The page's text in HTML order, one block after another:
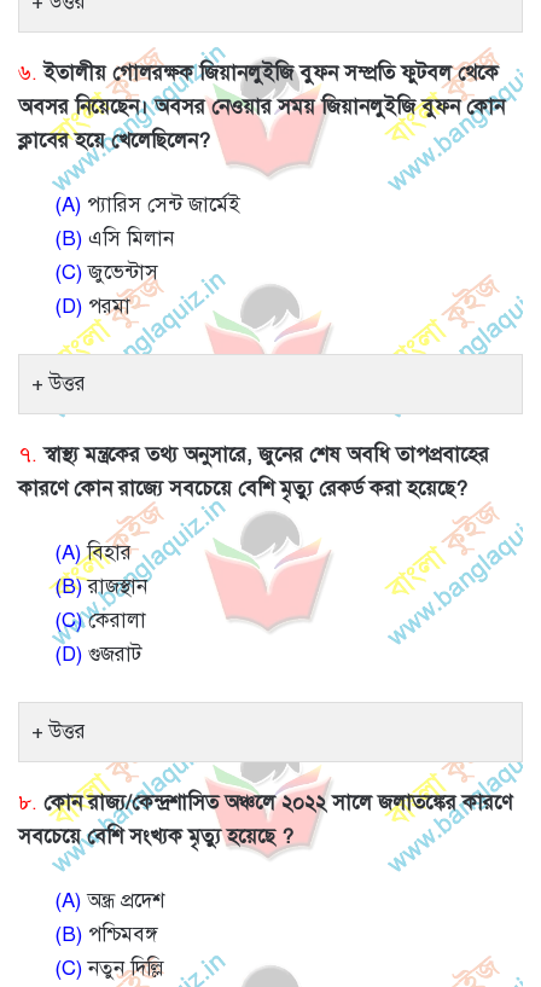
৬. ইতালীয় গোলরক্ষক জিয়ানলুইজি বুফন সম্প্রতি ফুটবল থেকে
অবসর নিয়েছেন। অবসর নেওয়ার সময় জিয়ানলুইজি বুফন কোন
ক্লাবের হয়ে খেলেছিলেন?
(A) প্যারিস সেন্ট জার্মেই
(B) এসি মিলান
(C)জুভেন্টাস
(D) পরমা
উত্তর
৭. স্বাস্থ্য মন্ত্রকের তথ্য অনুসারে, জুনের শেষ অবধি তাপপ্রবাহের
কারণে কোন রাজ্যে সবচেয়ে বেশি মৃত্যু রেকর্ড করা হয়েছে?
(A)বিহার
(B)রাজস্থান
(C)কেরালা
(D) গুজরাট
উত্তর
৮. কোন রাজ্য/কেন্দ্রশাসিত অঞ্চলে ২০২২ সালে জলাতঙ্কের কারণে
সবচেয়ে বেশি সংখ্যক মৃত্যু হয়েছে ?
(A)অন্ধ্র প্রদেশ
(B) পশ্চিমবঙ্গ
(C)নতুন দিল্লি